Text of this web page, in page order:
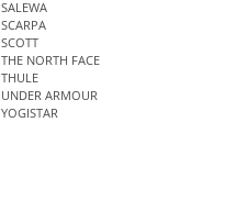
SALEWA
SCARPA
SCOTT
THE NORTH FACE
THULE
UNDER ARMOUR
YOGISTAR